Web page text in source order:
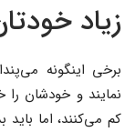
زیاد
برخی اینگونه
نمایند و خودشان
کم می‌کنند، اما باید